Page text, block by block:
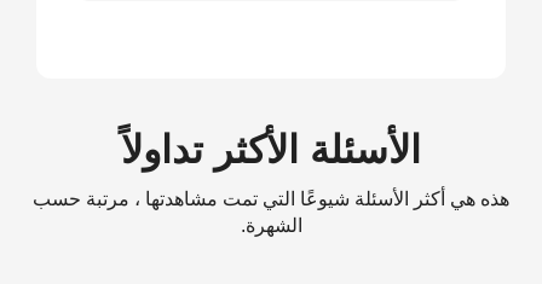
الأسئلة الأكثر تداولاً
هذه هي أكثر الأسئلة شيوعًا التي تمت مشاهدتها ، مرتبة حسب
الشهرة.